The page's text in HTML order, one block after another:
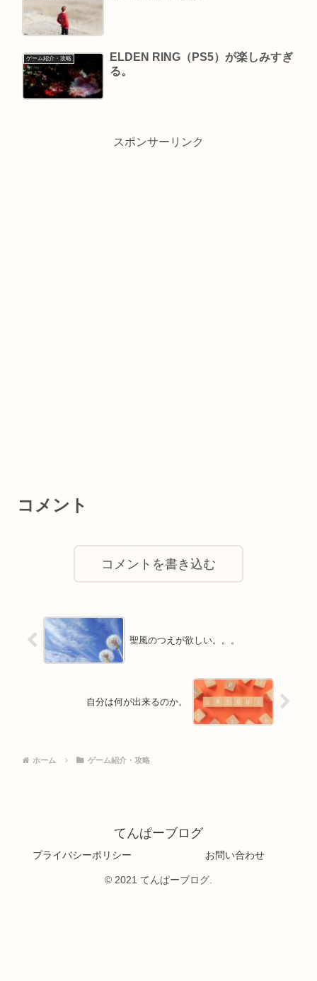
ゲーム紹介・攻略
ELDEN RING（PS5）が楽しみすぎ
る。
スポンサーリンク
コメント
コメントを書き込む
聖風のつえが欲しい。。。
自分は何が出来るのか。
ホーム ゲーム紹介・攻略
てんぱーブログ
プライバシーポリシー お問い合わせ
© 2021 てんぱーブログ.